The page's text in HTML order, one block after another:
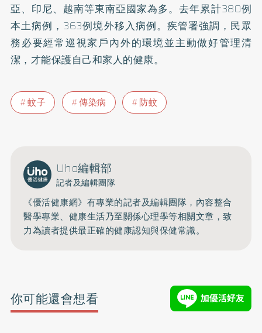
亞、印尼、越南等東南亞國家為多。去年累計380例
本土病例，363例境外移入病例。疾管署強調，民眾
務必要經常巡視家戶內外的環境並主動做好管理清
潔，才能保護自己和家人的健康。
蚊子 傳染病 防蚊
Uho編輯部
記者及編輯團隊
《優活健康網》有專業的記者及編輯團隊，內容整合
醫學專業、健康生活乃至關係心理學等相關文章，致
力為讀者提供最正確的健康認知與保健常識。
你可能還會想看